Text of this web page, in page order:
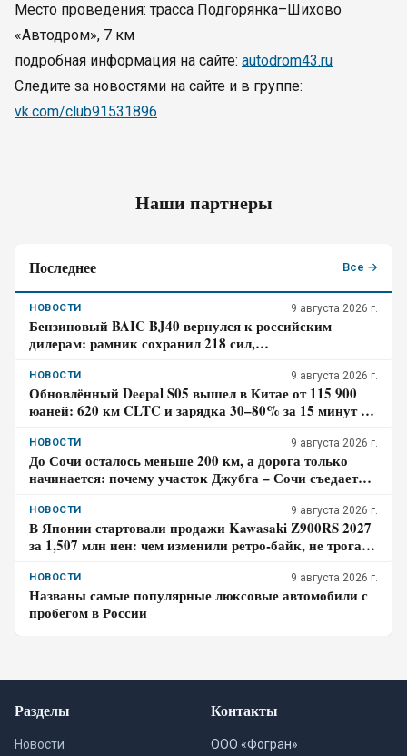
Место проведения: трасса Подгорянка–Шихово
«Автодром», 7 км
подробная информация на сайте: autodrom43.ru
Следите за новостями на сайте и в группе:
vk.com/club91531896
Наши партнеры
Последнее Все →
НОВОСТИ 9 августа 2026 г.
Бензиновый BAIC BJ40 вернулся к российским
дилерам: рамник сохранил 218 сил,
НОВОСТИ 9 августа 2026 г.
Обновлённый Deepal S05 вышел в Китае от 115 900
юаней: 620 км CLTC и зарядка 30–80% за 15 минут –
НОВОСТИ 9 августа 2026 г.
До Сочи осталось меньше 200 км, а дорога только
начинается: почему участок Джубга – Сочи съедает
НОВОСТИ 9 августа 2026 г.
В Японии стартовали продажи Kawasaki Z900RS 2027
за 1,507 млн иен: чем изменили ретро-байк, не трогая
НОВОСТИ 9 августа 2026 г.
Названы самые популярные люксовые автомобили с
пробегом в России
Разделы
Новости
Контакты
ООО «Фогран»